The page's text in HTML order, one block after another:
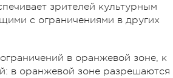
зрителей культурным
с ограничениями в других
в оранжевой зоне, к
в оранжевой зоне разрешаются